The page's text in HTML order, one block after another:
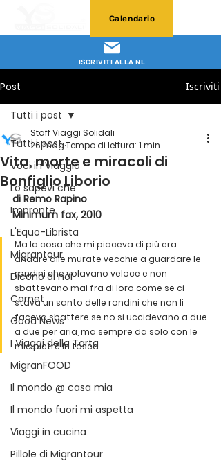
ISCRIVITI ALLA NL
Calendario
Post Iscriviti
Tutti i post
Voci in Viaggio
Lo sapevi che
Impronte
L'Equo-Librista
Migrantour
Dicono di noi
Carnet
Good News
I Viaggi della Tarta
MigranFOOD
Il mondo @ casa mia
Il mondo fuori mi aspetta
Viaggi in cucina
Pillole di Migrantour
Tutti i post
Vita, morte e miracoli di
Bonfiglio Liborio
Staff Viaggi Solidali
26 magTempo di lettura: 1 min
di Remo Rapino
Minimum fax, 2010
Ma la cosa che mi piaceva di più era
andare alle murate vecchie a guardare le
rondini che volavano veloce e non
sbattevano mai fra di loro come se ci
stava un santo delle rondini che non li
faceva sbattere se no si uccidevano a due
a due per aria, ma sempre da solo con le
mie pietre in tasca.